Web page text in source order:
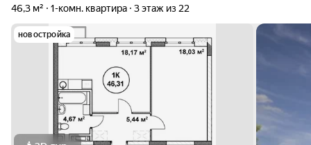
46,3 м² 1-комн. квартира 3 этаж из 22
новостройка